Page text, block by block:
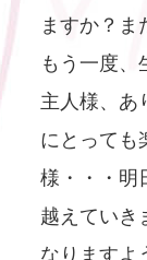
ますか？ま
もう一度、
主人様、
にとっても
様・・・明
越えていき
なりますよ